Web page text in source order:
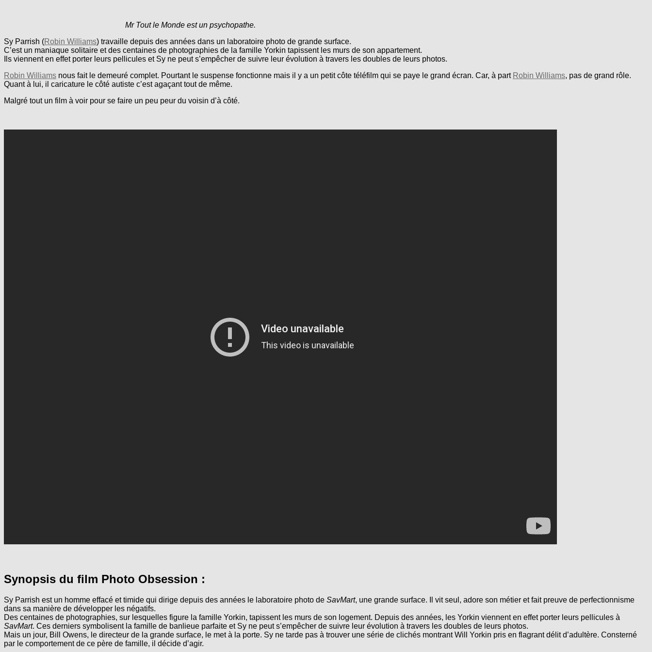
Mr Tout le Monde est un psychopathe.
Sy Parrish (Robin Williams) travaille depuis des années dans un laboratoire photo de grande surface.
C’est un maniaque solitaire et des centaines de photographies de la famille Yorkin tapissent les murs de son appartement.
Ils viennent en effet porter leurs pellicules et Sy ne peut s’empêcher de suivre leur évolution à travers les doubles de leurs photos.
Robin Williams nous fait le demeuré complet. Pourtant le suspense fonctionne mais il y a un petit côte téléfilm qui se paye le grand écran. Car, à part Robin Williams, pas de grand rôle.
Quant à lui, il caricature le côté autiste c’est agaçant tout de même.
Malgré tout un film à voir pour se faire un peu peur du voisin d’à côté.
Synopsis du film Photo Obsession :
Sy Parrish est un homme effacé et timide qui dirige depuis des années le laboratoire photo de SavMart, une grande surface. Il vit seul, adore son métier et fait preuve de perfectionnisme
dans sa manière de développer les négatifs.
Des centaines de photographies, sur lesquelles figure la famille Yorkin, tapissent les murs de son logement. Depuis des années, les Yorkin viennent en effet porter leurs pellicules à
SavMart. Ces derniers symbolisent la famille de banlieue parfaite et Sy ne peut s’empêcher de suivre leur évolution à travers les doubles de leurs photos.
Mais un jour, Bill Owens, le directeur de la grande surface, le met à la porte. Sy ne tarde pas à trouver une série de clichés montrant Will Yorkin pris en flagrant délit d’adultère. Consterné
par le comportement de ce père de famille, il décide d’agir.